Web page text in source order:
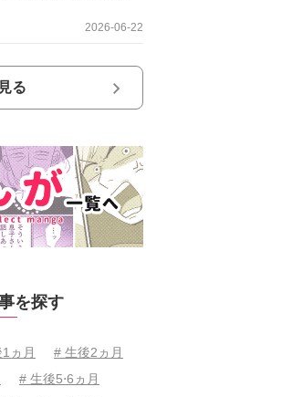
2026-06-22
る
を探す
ヵ月
# 生後2ヵ月
# 生後5⋅6ヵ月